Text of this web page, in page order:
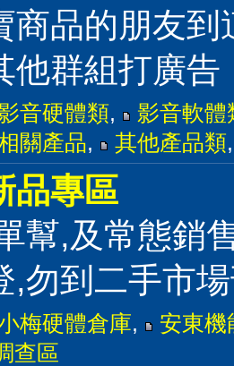
商品的朋友到
他群組打廣告
音硬體類,
影音軟體
關產品, 其他產品類
品專區
幫,及常態銷
,勿到二手市
梅硬體倉庫,
安東機
查區